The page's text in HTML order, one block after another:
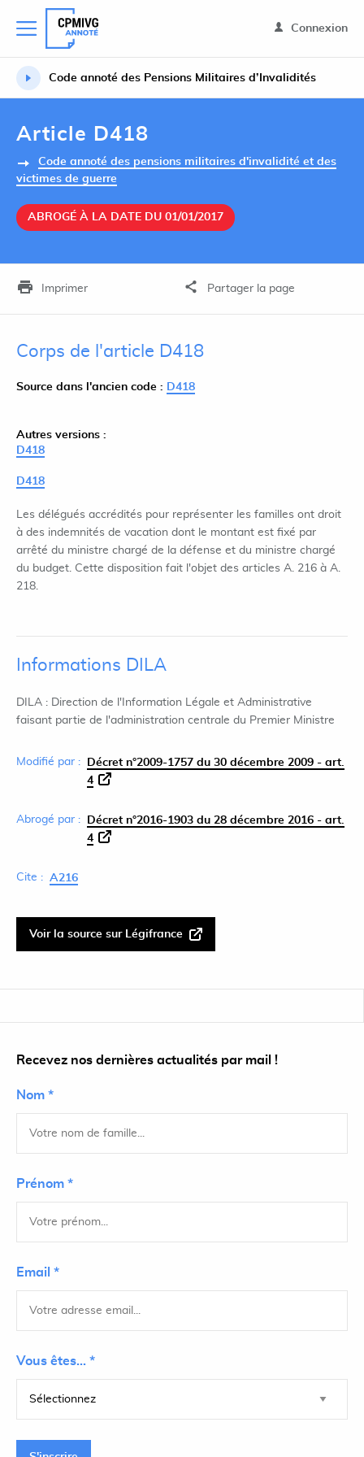
Connexion
Code annoté des Pensions Militaires d’Invalidités
Article D418
Code annoté des pensions militaires d'invalidité et des
victimes de guerre
ABROGÉ À LA DATE DU 01/01/2017
Imprimer Partager la page
Corps de l'article D418
Source dans l'ancien code : D418
Autres versions :
D418
D418
Les délégués accrédités pour représenter les familles ont droit
à des indemnités de vacation dont le montant est fixé par
arrêté du ministre chargé de la défense et du ministre chargé
du budget. Cette disposition fait l'objet des articles A. 216 à A.
218.
Informations DILA
DILA : Direction de l'Information Légale et Administrative
faisant partie de l'administration centrale du Premier Ministre
Modifié par :
Décret n°2009-1757 du 30 décembre 2009 - art.
4
Abrogé par :
Décret n°2016-1903 du 28 décembre 2016 - art.
4
Cite : A216
Voir la source sur Légifrance
Recevez nos dernières actualités par mail !
Nom *
Prénom *
Email *
Vous êtes... *